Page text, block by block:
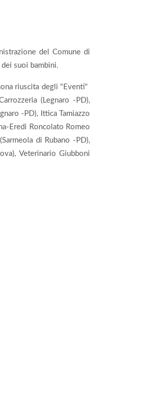
del Comune di
suoi bambini.
riuscita degli "Eventi"
(Legnaro -PD),
-PD), Ittica Tamiazzo
Eredi Roncolato Romeo
di Rubano -PD),
Veterinario Giubboni